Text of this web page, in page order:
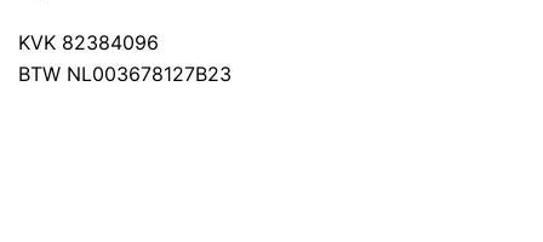
KVK 82384096
BTW NL003678127B23